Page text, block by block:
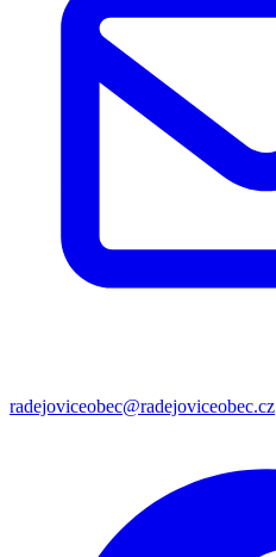
radejoviceobec@radejoviceobec.cz